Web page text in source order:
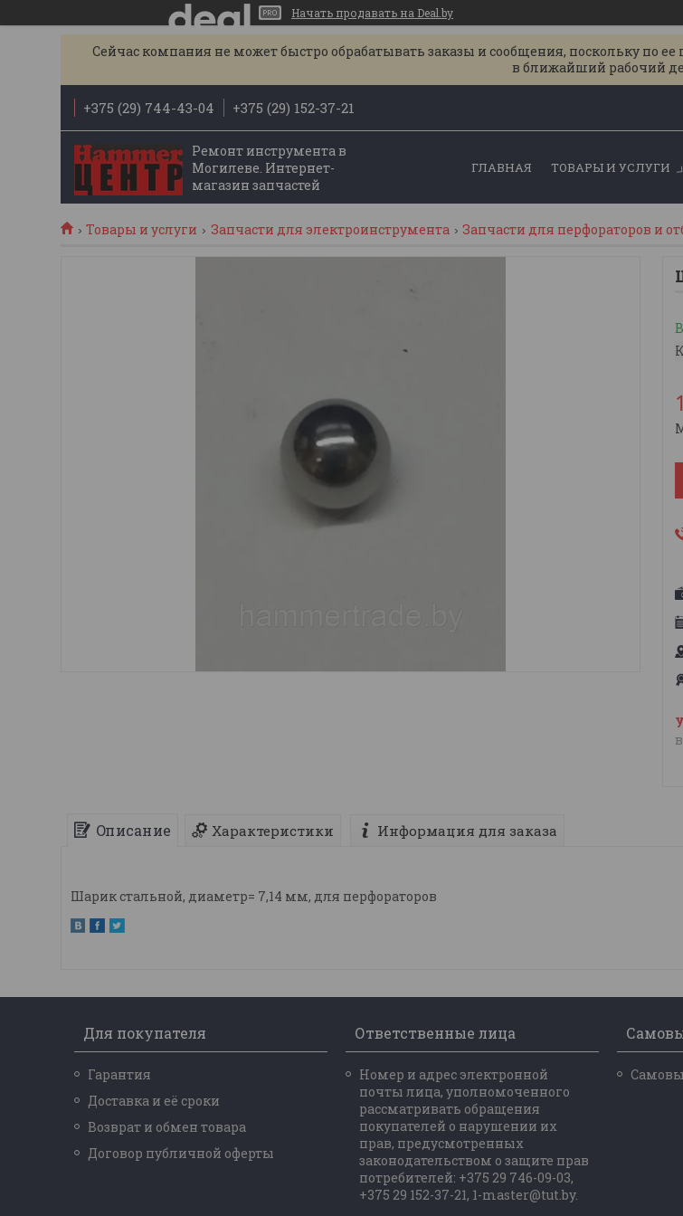
Начать продавать на Deal.by
Сейчас компания не может быстро обрабатывать заказы и сообщения, поскольку по
в ближайший рабочий
+375 (29) 744-43-04 +375 (29) 152-37-21
Ремонт инструмента в
Могилеве. Интернет-
магазин запчастей
ГЛАВНАЯ ТОВАРЫ И УСЛУГИ
Товары и услуги Запчасти для электроинструмента Запчасти для перфораторов и
Описание Характеристики Информация для заказа
Шарик стальной, диаметр= 7,14 мм, для перфораторов
Для покупателя
Гарантия
Доставка и её сроки
Возврат и обмен товара
Договор публичной оферты
Ответственные лица
Номер и адрес электронной
почты лица, уполномоченного
рассматривать обращения
покупателей о нарушении их
прав, предусмотренных
законодательством о защите прав
потребителей: +375 29 746-09-03,
+375 29 152-37-21, 1-master@tut.by.